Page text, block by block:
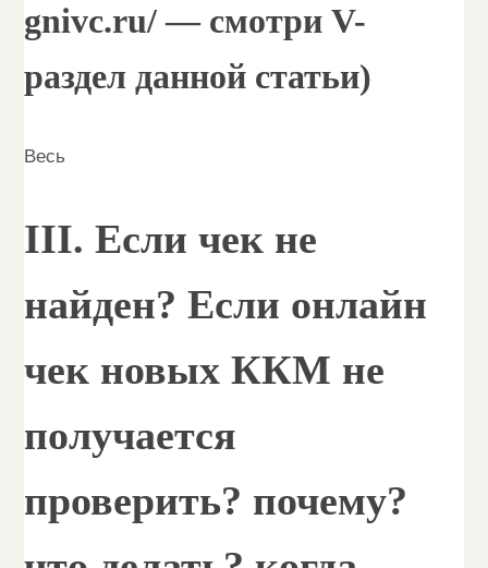
gnivc.ru/ — смотри V-
раздел данной статьи)
Весь
III. Если чек не
найден? Если онлайн
чек новых ККМ не
получается
проверить? почему?